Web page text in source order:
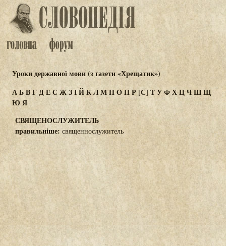
Уроки державної мови (з газети «Хрещатик»)
АБВГДЕЄ ЖЗІЙКЛМНОПР [С] ТУФХЦЧШЩ
Ю Я
СВЯЩЕНОСЛУЖИТЕЛЬ
правильніше: священнослужитель